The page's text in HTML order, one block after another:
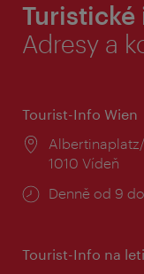
Adresy a
Tourist-Info Wien
Místo:
1010 Vídeň
Provozní
Denně od 9
Tourist-Info na